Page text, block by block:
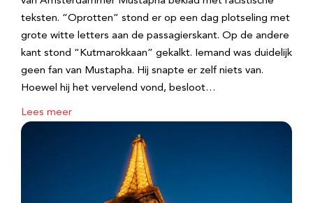
teksten. “Oprotten” stond er op een dag plotseling met
grote witte letters aan de passagierskant. Op de andere
kant stond “Kutmarokkaan” gekalkt. Iemand was duidelijk
geen fan van Mustapha. Hij snapte er zelf niets van.
Hoewel hij het vervelend vond, besloot…
Lees meer